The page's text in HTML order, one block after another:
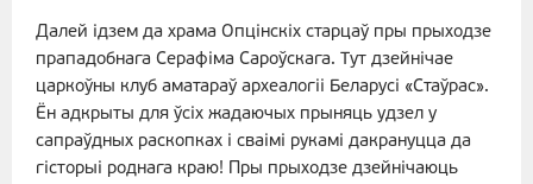
Далей ідзем да храма Опцінскіх старцаў пры прыходзе
прападобнага Серафіма Сароўскага. Тут дзейнічае
царкоўны клуб аматараў археалогіі Беларусі «Стаўрас».
Ён адкрыты для ўсіх жадаючых прыняць удзел у
сапраўдных раскопках і сваімі рукамі дакрануцца да
гісторыі роднага краю! Пры прыходзе дзейнічаюць